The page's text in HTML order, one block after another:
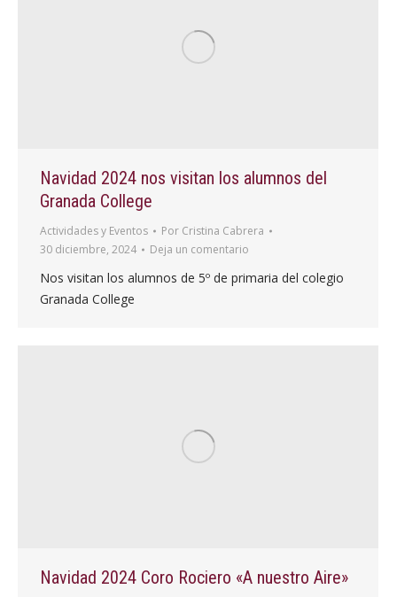
Navidad 2024 nos visitan los alumnos del
Granada College
Actividades y Eventos Por Cristina Cabrera
30 diciembre, 2024
Deja un comentario
Nos visitan los alumnos de 5º de primaria del colegio
Granada College
Navidad 2024 Coro Rociero «A nuestro Aire»